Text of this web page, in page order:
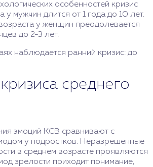
особенностей кризис
у мужчин длится от 1 года до 10 лет.
у женщин преодолевается
до 2-3 лет.
наблюдается ранний кризис: до
среднего
эмоций КСВ сравнивают с
у подростков. Неразрешенные
в среднем возрасте проявляются
зрелости приходит понимание,